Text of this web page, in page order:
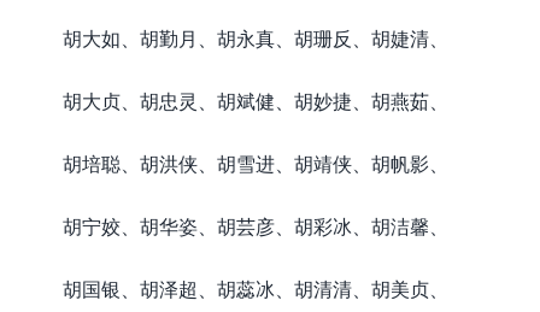
胡大如、胡勤月、胡永真、胡珊反、胡婕清、
胡大贞、胡忠灵、胡斌健、胡妙捷、胡燕茹、
胡培聪、胡洪侠、胡雪进、胡靖侠、胡帆影、
胡宁姣、胡华姿、胡芸彦、胡彩冰、胡洁馨、
胡国银、胡泽超、胡蕊冰、胡清清、胡美贞、